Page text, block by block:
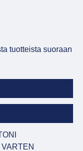
tuotteista suoraan